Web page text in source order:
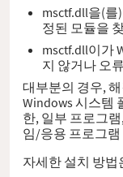
msctf.dll을(를
정된 모듈을
msctf.dll이가
지 않거나 오
대부분의 경우,
Windows 시스템
한, 일부 프로그
임/응용 프로그
자세한 설치 방법